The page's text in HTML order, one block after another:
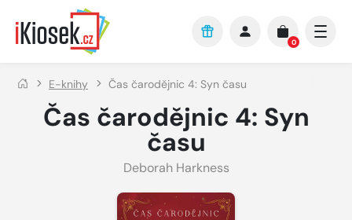
Přejít na hlavní obsah
0
E-knihy Čas čarodějnic 4: Syn času
Čas čarodějnic 4: Syn
času
Deborah Harkness